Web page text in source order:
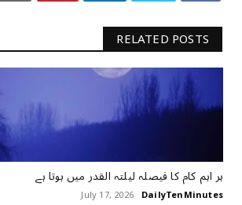
RELATED POSTS
ہر اہم کام کا فیصلہ ‏لیلتہ القدر ‏میں ‏ہوتا ‏ہے
DailyTenMinutes
July 17, 2026